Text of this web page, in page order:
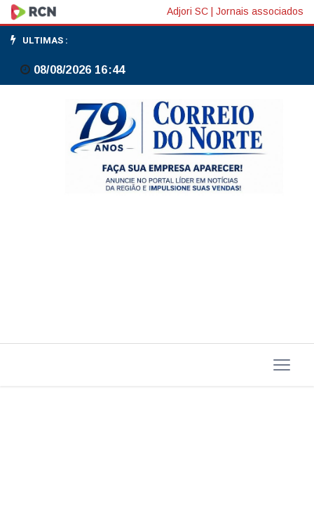
A
cultura
faz
"enxergar
Adjori SC Jornais associados
ULTIMAS :
08/08/2026 16:44